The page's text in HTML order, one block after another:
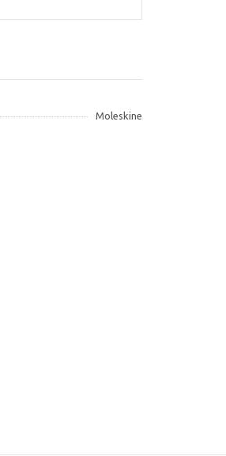
Moleskine